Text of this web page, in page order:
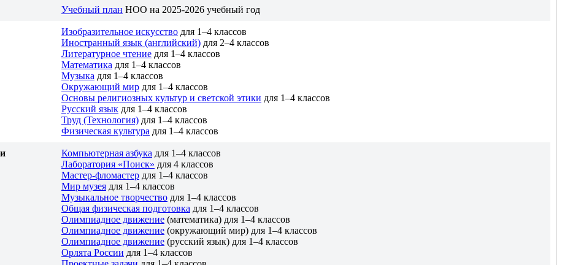
Учебный план НОО на 2025-2026 учебный год
Изобразительное искусство для 1–4 классов
Иностранный язык (английский) для 2–4 классов
Литературное чтение для 1–4 классов
Математика для 1–4 классов
Музыка для 1–4 классов
Окружающий мир для 1–4 классов
Основы религиозных культур и светской этики для 1–4 классов
Русский язык для 1–4 классов
Труд (Технология) для 1–4 классов
Физическая культура для 1–4 классов
Компьютерная азбука для 1–4 классов
Лаборатория «Поиск» для 4 классов
Мастер-фломастер для 1–4 классов
Мир музея для 1–4 классов
Музыкальное творчество для 1–4 классов
Общая физическая подготовка для 1–4 классов
Олимпиадное движение (математика) для 1–4 классов
Олимпиадное движение (окружающий мир) для 1–4 классов
Олимпиадное движение (русский язык) для 1–4 классов
Орлята России для 1–4 классов